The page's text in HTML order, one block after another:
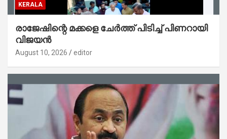
KERALA
രാജേഷിന്റെ മക്കളെ ചേർത്ത് പിടിച്ച് പിണറായി
വിജയൻ
August 10, 2026 editor